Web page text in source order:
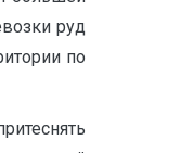
руд
по